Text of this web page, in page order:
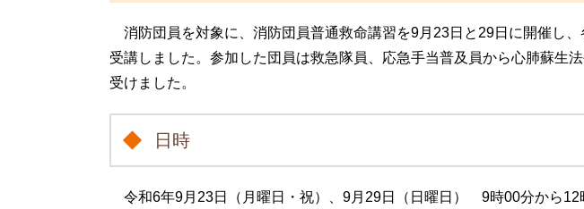
消防団員を対象に、消防団員普通救命講習を9月23日と29日に開催し
受講しました。参加した団員は救急隊員、応急手当普及員から心肺蘇生
受けました。
日時
令和6年9月23日（月曜日・祝）、9月29日（日曜日） 9時00分から